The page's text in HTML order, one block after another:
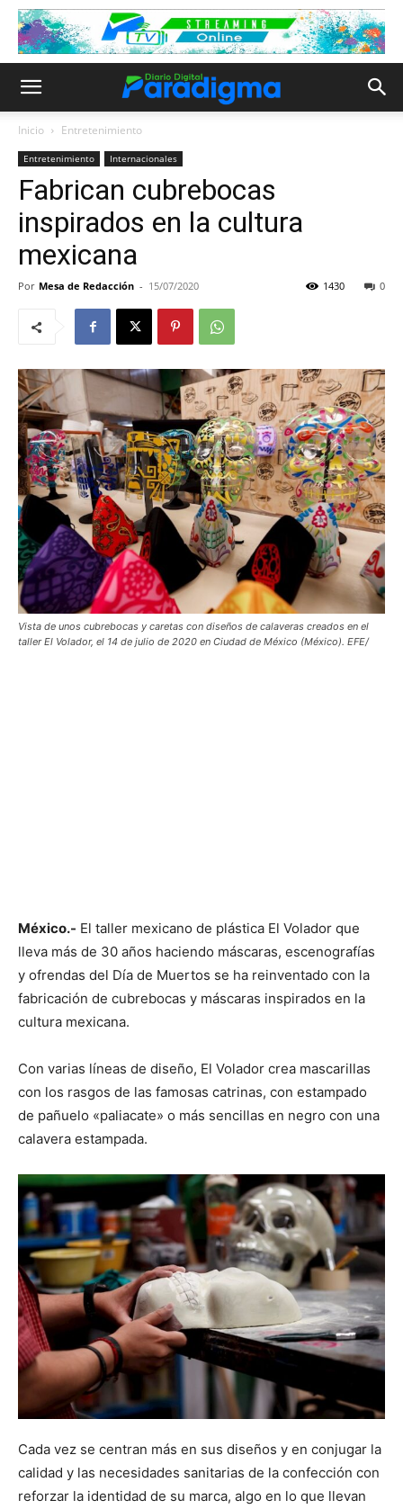
Inicio Entretenimiento
Entretenimiento Internacionales
Fabrican cubrebocas
inspirados en la cultura
mexicana
Por Mesa de Redacción - 15/07/2020 0
1430
Vista de unos cubrebocas y caretas con diseños de calaveras creados en el
taller El Volador, el 14 de julio de 2020 en Ciudad de México (México). EFE/
México.- El taller mexicano de plástica El Volador que
lleva más de 30 años haciendo máscaras, escenografías
y ofrendas del Día de Muertos se ha reinventado con la
fabricación de cubrebocas y máscaras inspirados en la
cultura mexicana.
Con varias líneas de diseño, El Volador crea mascarillas
con los rasgos de las famosas catrinas, con estampado
de pañuelo «paliacate» o más sencillas en negro con una
calavera estampada.
Cada vez se centran más en sus diseños y en conjugar la
calidad y las necesidades sanitarias de la confección con
reforzar la identidad de su marca, algo en lo que llevan